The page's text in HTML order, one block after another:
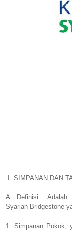
I. SIMPANAN DAN
A. Definisi
Adalah
Syariah Bridgestone
1. Simpanan Pokok,